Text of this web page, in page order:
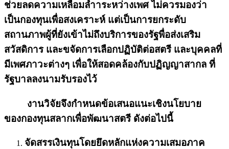
ช่วยลดความเหลื่อมล้ำาระหว่างเพศ ไม่ควรมองว่า
เป็นกองทุนเพื่อสงเคราะห์ แต่เป็นการยกระดับ
สถานภาพผู้ที่ยังเข้าไม่ถึงบริการของรัฐพื่อส่งเสริม
สวัสดิการ และขจัดการเลือกปฏิบัติต่อสตรี และบุคคลที่
มีเพศภาวะต่างๆ เพื่อให้สอดคล้องกับปฏิญญาสากล ที่
รัฐบาลลงนามรับรองไว้
งานวิจัยจึงกำหนดข้อเสนอแนะเชิงนโยบาย
ของกองทุนสลากเพื่อพัฒนาสตรี ดังต่อไปนี้
จัดสรรเงินทุนโดยยึดหลักแห่งความเสมอภาค